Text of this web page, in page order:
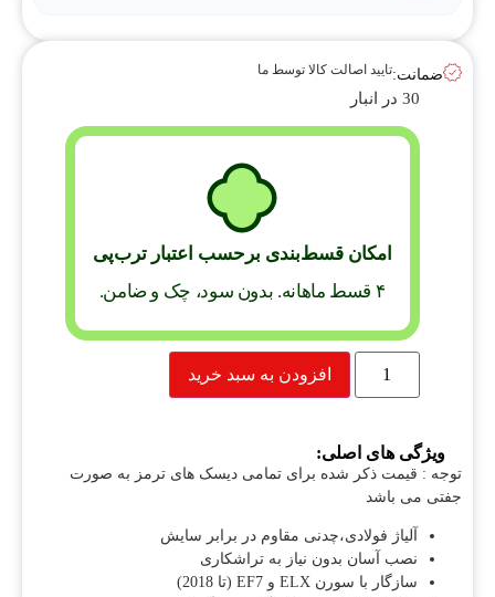
ضمانت:تایید اصالت کالا توسط ما
30 در انبار
امکان قسط‌بندی برحسب اعتبار ترب‌پی
۴ قسط ماهانه. بدون سود، چک و ضامن.
افزودن به سبد خرید
ویژگی های اصلی:
توجه : قیمت ذکر شده برای تمامی دیسک های ترمز به صورت
جفتی می باشد
آلیاژ فولادی،چدنی مقاوم در برابر سایش
نصب آسان بدون نیاز به تراشکاری
سازگار با سورن ELX و EF7 (تا 2018)